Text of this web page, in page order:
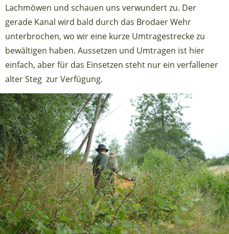
Lachmöwen und schauen uns verwundert zu. Der
gerade Kanal wird bald durch das Brodaer Wehr
unterbrochen, wo wir eine kurze Umtragestrecke zu
bewältigen haben. Aussetzen und Umtragen ist hier
einfach, aber für das Einsetzen steht nur ein verfallener
alter Steg zur Verfügung.